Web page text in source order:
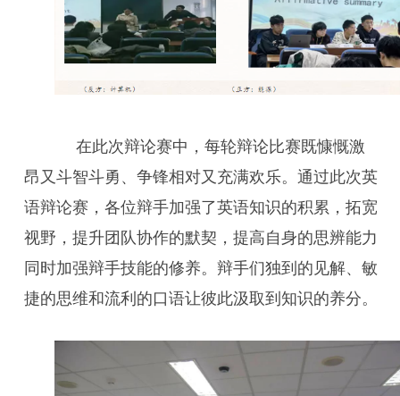
在此次辩论赛中，每轮辩论比赛既慷慨激
昂又斗智斗勇、争锋相对又充满欢乐。通过此次英
语辩论赛，各位辩手加强了英语知识的积累，拓宽
视野，提升团队协作的默契，提高自身的思辨能力
同时加强辩手技能的修养。辩手们独到的见解、敏
捷的思维和流利的口语让彼此汲取到知识的养分。